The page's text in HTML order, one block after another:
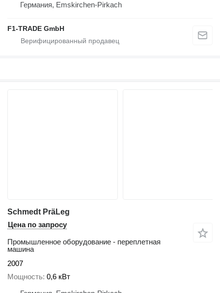
Германия, Emskirchen-Pirkach
F1-TRADE GmbH
Schmedt PräLeg
Цена по запросу
Промышленное оборудование - переплетная
машина
2007
Мощность 0,6 кВт